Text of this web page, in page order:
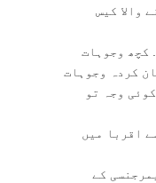
والا کیس
کچھ وجوہات
کردہ وجوہات
وجہ تو
اقربا میں
کے